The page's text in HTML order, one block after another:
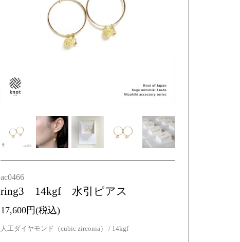
ac0466
ring3 14kgf 水引ピアス
17,600円(税込)
人工ダイヤモンド（cubic zirconia） / 14kgf